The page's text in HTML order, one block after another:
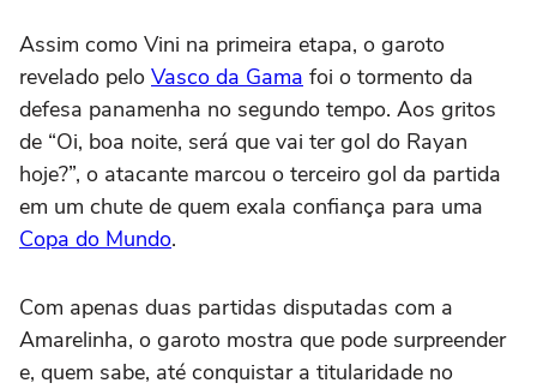
Assim como Vini na primeira etapa, o garoto
revelado pelo Vasco da Gama foi o tormento da
defesa panamenha no segundo tempo. Aos gritos
de “Oi, boa noite, será que vai ter gol do Rayan
hoje?”, o atacante marcou o terceiro gol da partida
em um chute de quem exala confiança para uma
Copa do Mundo.
Com apenas duas partidas disputadas com a
Amarelinha, o garoto mostra que pode surpreender
e, quem sabe, até conquistar a titularidade no